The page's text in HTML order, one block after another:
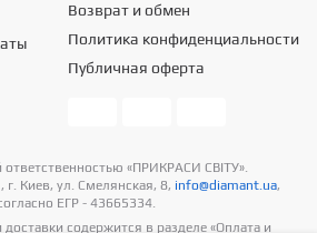
Возврат и обмен
Политика конфиденциальности
Публичная оферта
«ПРИКРАСИ СВІТУ».
Киев, ул. Смелянская, 8, info@diamant.ua,
ЕГР - 43665334.
содержится в разделе «Оплата и